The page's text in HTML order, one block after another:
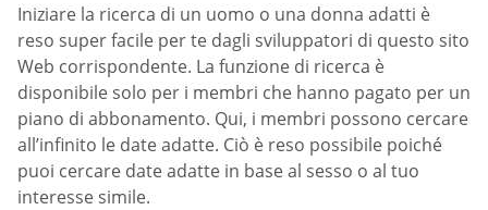
Iniziare la ricerca di un uomo o una donna adatti è
reso super facile per te dagli sviluppatori di questo sito
Web corrispondente. La funzione di ricerca è
disponibile solo per i membri che hanno pagato per un
piano di abbonamento. Qui, i membri possono cercare
all’infinito le date adatte. Ciò è reso possibile poiché
puoi cercare date adatte in base al sesso o al tuo
interesse simile.